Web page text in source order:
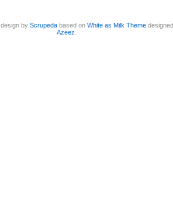
, design byScrupeda based onWhite as Milk Theme
Azeez